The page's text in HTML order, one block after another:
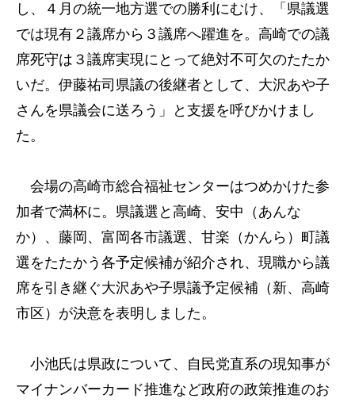
し、４月の統一地方選での勝利にむけ、「県議選
では現有２議席から３議席へ躍進を。高崎での議
席死守は３議席実現にとって絶対不可欠のたたか
いだ。伊藤祐司県議の後継者として、大沢あや子
さんを県議会に送ろう」と支援を呼びかけまし
た。
会場の高崎市総合福祉センターはつめかけた参
加者で満杯に。県議選と高崎、安中（あんな
か）、藤岡、富岡各市議選、甘楽（かんら）町議
選をたたかう各予定候補が紹介され、現職から議
席を引き継ぐ大沢あや子県議予定候補（新、高崎
市区）が決意を表明しました。
小池氏は県政について、自民党直系の現知事が
マイナンバーカード推進など政府の政策推進のお